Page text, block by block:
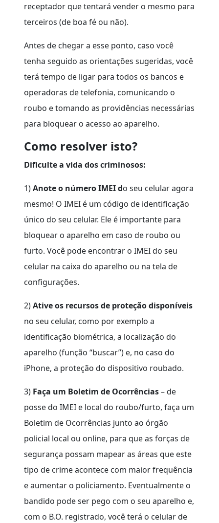
receptador que tentará vender o mesmo para
terceiros (de boa fé ou não).
Antes de chegar a esse ponto, caso você
tenha seguido as orientações sugeridas, você
terá tempo de ligar para todos os bancos e
operadoras de telefonia, comunicando o
roubo e tomando as providências necessárias
para bloquear o acesso ao aparelho.
Como resolver isto?
Dificulte a vida dos criminosos:
1)Anote o número IMEI do seu celular agora
mesmo! O IMEI é um código de identificação
único do seu celular. Ele é importante para
bloquear o aparelho em caso de roubo ou
furto. Você pode encontrar o IMEI do seu
celular na caixa do aparelho ou na tela de
configurações.
2)Ative os recursos de proteção disponíveis
no seu celular, como por exemplo a
identificação biométrica, a localização do
aparelho (função “buscar”) e, no caso do
iPhone, a proteção do dispositivo roubado.
3) Faça um Boletim de Ocorrências– de
posse do IMEI e local do roubo/furto, faça um
Boletim de Ocorrências junto ao órgão
policial local ou online, para que as forças de
segurança possam mapear as áreas que este
tipo de crime acontece com maior frequência
e aumentar o policiamento. Eventualmente o
bandido pode ser pego com o seu aparelho e,
com o B.O. registrado, você terá o celular de